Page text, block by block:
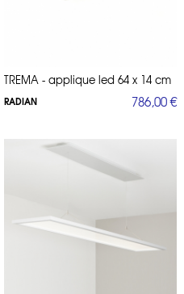
TREMA - applique led 64 x 14 cm
RADIAN 786,00 €